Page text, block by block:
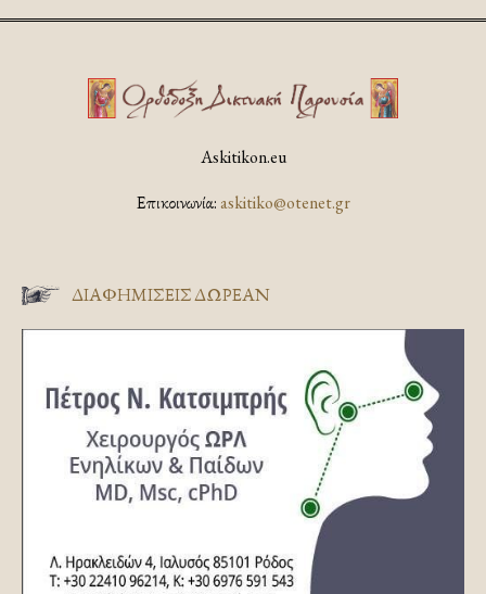
Askitikon.eu
Επικοινωνία:askitiko@otenet.gr
ΔΙΑΦΗΜΊΣΕΙΣ ΔΩΡΕΆΝ